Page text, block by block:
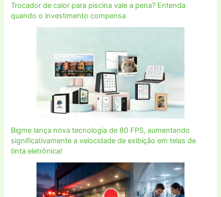
Trocador de calor para piscina vale a pena? Entenda
quando o investimento compensa
Bigme lança nova tecnologia de 80 FPS, aumentando
significativamente a velocidade de exibição em telas de
tinta eletrônica!